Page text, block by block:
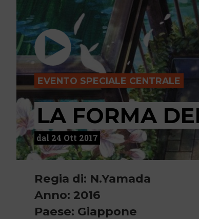
EVENTO SPECIALE CENTRALE
LA FORMA
dal 24 Ott 2017
Regia di: N.Yamada
Anno: 2016
Paese: Giappone